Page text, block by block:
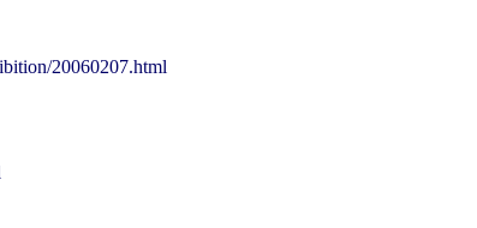
20060207.html